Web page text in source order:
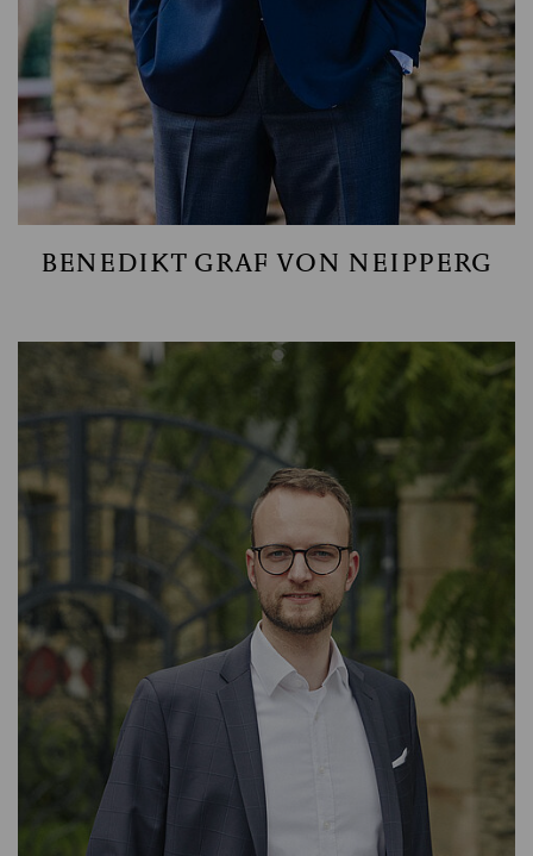
BENEDIKT GRAF VON NEIPPERG
INVESTMENT MANAGER CONVERTIBLES & FIXED
INCOME
SARA FUND MANAGEMENT